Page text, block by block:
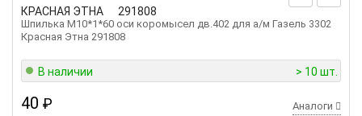
КРАСНАЯ ЭТНА 291808
Шпилька М10*1*60 оси коромысел дв.402 для а/м Газель 3302
Красная Этна 291808
В наличии > 10 шт.
40 ₽ Аналоги